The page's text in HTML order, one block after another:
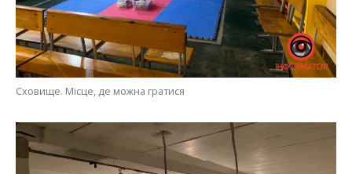
Сховище. Місце, де можна гратися